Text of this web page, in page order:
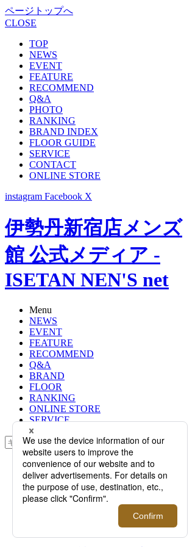
ページトップへ
CLOSE
TOP
NEWS
EVENT
FEATURE
RECOMMEND
Q&A
PHOTO
RANKING
BRAND INDEX
FLOOR GUIDE
SERVICE
CONTACT
ONLINE STORE
instagram Facebook X
伊勢丹新宿店メンズ
館 公式メディア -
ISETAN NEN'S net
Menu
NEWS
EVENT
FEATURE
RECOMMEND
Q&A
BRAND
FLOOR
RANKING
ONLINE STORE
SERVICE
検索
TOP
PHOTO
第28回｜常識を覆し新たな可能性を
もたらす───。機能性ウールを纏っ
たハイスペックスーツ＆コートが登